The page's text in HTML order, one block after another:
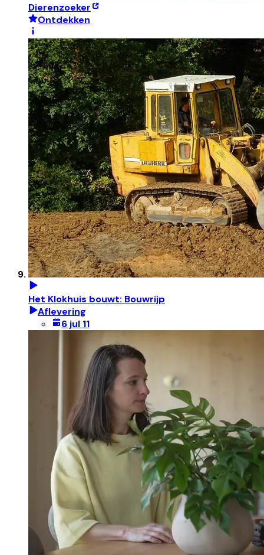
Dierenzoeker
Ontdekken
Het Klokhuis bouwt: Bouwrijp
Aflevering
6 jul 11